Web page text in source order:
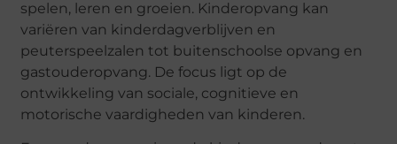
spelen, leren en groeien. Kinderopvang kan
variëren van kinderdagverblijven en
peuterspeelzalen tot buitenschoolse opvang en
gastouderopvang. De focus ligt op de
ontwikkeling van sociale, cognitieve en
motorische vaardigheden van kinderen.